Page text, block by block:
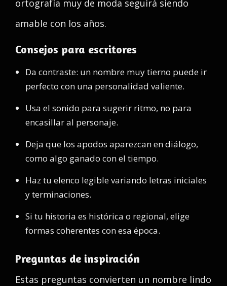
ortografía muy de moda seguirá siendo
amable con los años.
Consejos para escritores
Da contraste: un nombre muy tierno puede ir
perfecto con una personalidad valiente.
Usa el sonido para sugerir ritmo, no para
encasillar al personaje.
Deja que los apodos aparezcan en diálogo,
como algo ganado con el tiempo.
Haz tu elenco legible variando letras iniciales
y terminaciones.
Si tu historia es histórica o regional, elige
formas coherentes con esa época.
Preguntas de inspiración
Estas preguntas convierten un nombre lindo